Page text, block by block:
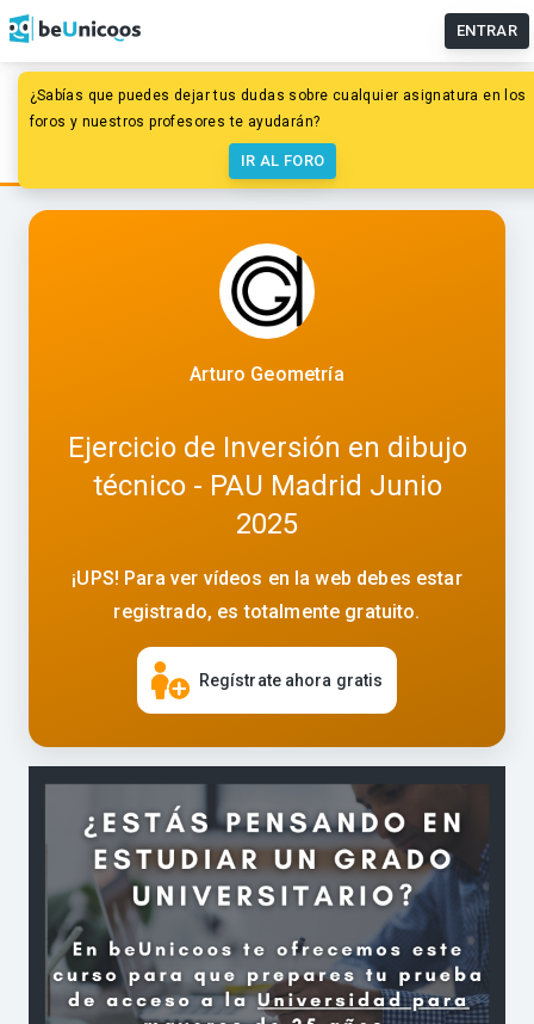
ENTRAR
¿Sabías que puedes dejar tus dudas sobre cualquier asignatura en los
foros y nuestros profesores te ayudarán?
IR AL FORO
Dibujo Inversión
Inversión
Ejercicio de Inversión en dibujo técnico - PAU Madrid
Arturo Geometría
Ejercicio de Inversión en dibujo
técnico - PAU Madrid Junio
2025
¡UPS! Para ver vídeos en la web debes estar
registrado, es totalmente gratuito.
Regístrate ahora gratis